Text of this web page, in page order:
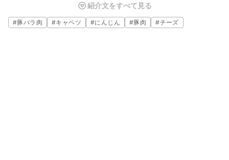
華やかに！お子さんの野菜嫌い克服の手助けをしてくれるかも！？
キャベツの大量消費にもオススメです。ぜひ作ってみてくださいね。
紹介文をすべて見る
#豚バラ肉 #キャベツ #にんじん #豚肉 #チーズ